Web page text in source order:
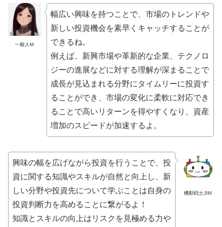
一般人M
幅広い興味を持つことで、市場のトレンドや
新しい投資機会を素早くキャッチすることが
できるね。
例えば、新興市場や革新的な企業、テクノロ
ジーの進展などに対する理解が深まることで
成長が見込まれる分野にタイムリーに投資す
ることができ、市場の変化に柔軟に対応でき
ることで高いリターンを得やすくなり、資産
増加のスピードが加速するよ。
機動戦士JIM
興味の幅を広げながら投資を行うことで、投
資に関する知識やスキルが自然と向上し、新
しい分野や投資先について学ぶことは自身の
投資判断力を高めることに繋がるよ！
知識とスキルの向上はリスクを見極める力や